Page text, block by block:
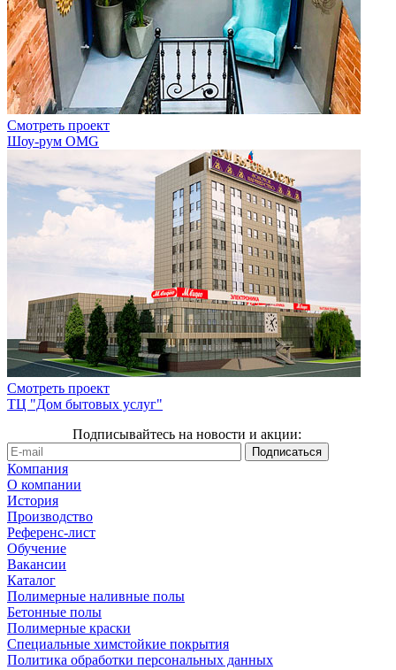
Смотреть проект
Шоу-рум OMG
Смотреть проект
ТЦ "Дом бытовых услуг"
Подписывайтесь на новости и акции:
Компания
О компании
История
Производство
Референс-лист
Обучение
Вакансии
Каталог
Полимерные наливные полы
Бетонные полы
Полимерные краски
Специальные химстойкие покрытия
Политика обработки персональных данных